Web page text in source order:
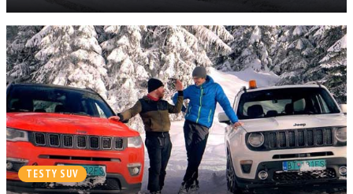
TESTY SUV